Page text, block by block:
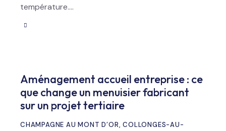
température.…
Aménagement accueil entreprise : ce
que change un menuisier fabricant
sur un projet tertiaire
CHAMPAGNE AU MONT D’OR,COLLONGES-AU-